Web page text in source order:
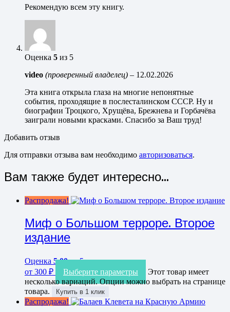
Рекомендую всем эту книгу.
Оценка 5 из 5
video (проверенный владелец) – 12.02.2026
Эта книга открыла глаза на многие непонятные
события, проходящие в послесталинском СССР. Ну и
биографии Троцкого, Хрущёва, Брежнева и Горбачёва
заиграли новыми красками. Спасибо за Ваш труд!
Добавить отзыв
Для отправки отзыва вам необходимо авторизоваться.
Вам также будет интересно…
Распродажа!
Миф о Большом терроре. Второе
издание
Оценка 5.00из 5
от 300 ₽ Выберите параметры
Этот товар имеет
несколько вариаций. Опции можно выбрать на странице
товара.
Купить в 1 клик
Распродажа!